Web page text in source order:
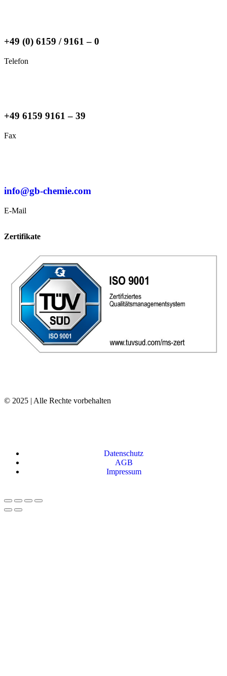
+49 (0) 6159 / 9161 – 0
Telefon
+49 6159 9161 – 39
Fax
info@gb-chemie.com
E-Mail
Zertifikate
© 2025 | Alle Rechte vorbehalten
Datenschutz
AGB
Impressum